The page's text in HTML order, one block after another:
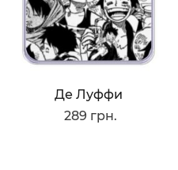
Де Луффи
289 грн.